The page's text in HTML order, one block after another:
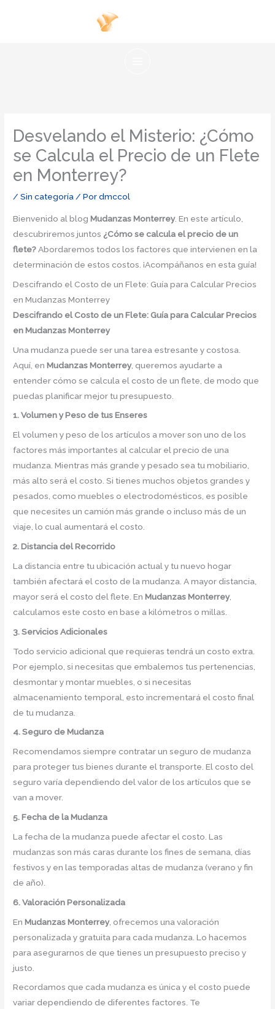
Desvelando el Misterio: ¿Cómo
se Calcula el Precio de un Flete
en Monterrey?
/Sin categoría/ Pordmccol
Bienvenido al blogMudanzas Monterrey. En este artículo,
descubriremos juntos ¿Cómo se calcula el precio de un
flete?Abordaremos todos los factores que intervienen en la
determinación de estos costos. ¡Acompáñanos en esta guía!
Descifrando el Costo de un Flete: Guía para Calcular Precios
en Mudanzas Monterrey
Descifrando el Costo de un Flete: Guía para Calcular Precios
en Mudanzas Monterrey
Una mudanza puede ser una tarea estresante y costosa.
Aquí, enMudanzas Monterrey, queremos ayudarte a
entender cómo se calcula el costo de un flete, de modo que
puedas planificar mejor tu presupuesto.
1. Volumen y Peso de tus Enseres
El volumen y peso de los artículos a mover son uno de los
factores más importantes al calcular el precio de una
mudanza. Mientras más grande y pesado sea tu mobiliario,
más alto será el costo. Si tienes muchos objetos grandes y
pesados, como muebles o electrodomésticos, es posible
que necesites un camión más grande o incluso más de un
viaje, lo cual aumentará el costo.
2. Distancia del Recorrido
La distancia entre tu ubicación actual y tu nuevo hogar
también afectará el costo de la mudanza. A mayor distancia,
mayor será el costo del flete. EnMudanzas Monterrey,
calculamos este costo en base a kilómetros o millas.
3. Servicios Adicionales
Todo servicio adicional que requieras tendrá un costo extra.
Por ejemplo, si necesitas que embalemos tus pertenencias,
desmontar y montar muebles, o si necesitas
almacenamiento temporal, esto incrementará el costo final
de tu mudanza.
4. Seguro de Mudanza
Recomendamos siempre contratar un seguro de mudanza
para proteger tus bienes durante el transporte. El costo del
seguro varía dependiendo del valor de los artículos que se
van a mover.
5. Fecha de la Mudanza
La fecha de la mudanza puede afectar el costo. Las
mudanzas son más caras durante los fines de semana, días
festivos y en las temporadas altas de mudanza (verano y fin
de año).
6. Valoración Personalizada
EnMudanzas Monterrey, ofrecemos una valoración
personalizada y gratuita para cada mudanza. Lo hacemos
para asegurarnos de que tienes un presupuesto preciso y
justo.
Recordamos que cada mudanza es única y el costo puede
variar dependiendo de diferentes factores. Te